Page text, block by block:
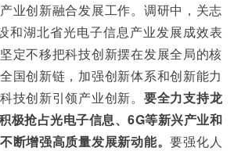
业创新融合发展工作。调研中，关志
和湖北省光电子信息产业发展成效表
定不移把科技创新摆在发展全局的核
国创新链，加强创新体系和创新能力
技创新引领产业创新。 要全力支持龙
极抢占光电子信息、6G等新兴产业和
断增强高质量发展新动能。要强化人